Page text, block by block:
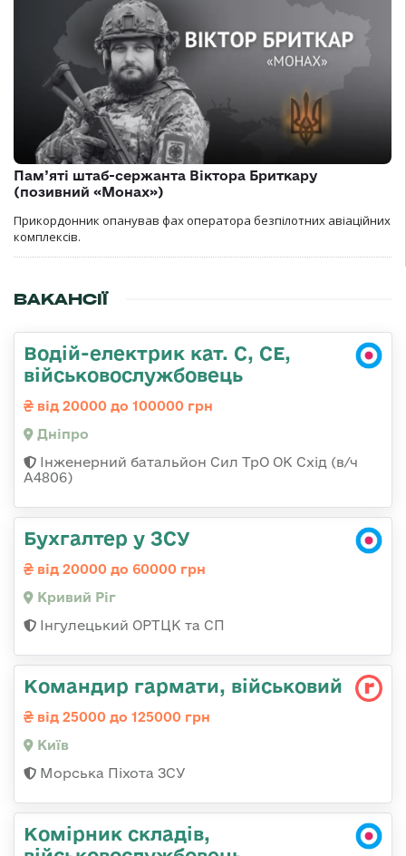
Пам’яті штаб-сержанта Віктора Бриткару
(позивний «Монах»)
Прикордонник опанував фах оператора безпілотних авіаційних
комплексів.
ВАКАНСІЇ
Водій-електрик кат. С, СЕ,
військовослужбовець
від 20000 до 100000 грн
Дніпро
Інженерний батальйон Сил ТрО ОК Схід (в/ч
А4806)
Бухгалтер у ЗСУ
від 20000 до 60000 грн
Кривий Ріг
Інгулецький ОРТЦК та СП
Командиp гаpмати, військовий
від 25000 до 125000 грн
Київ
Морська Піхота ЗСУ
Комірник складів,